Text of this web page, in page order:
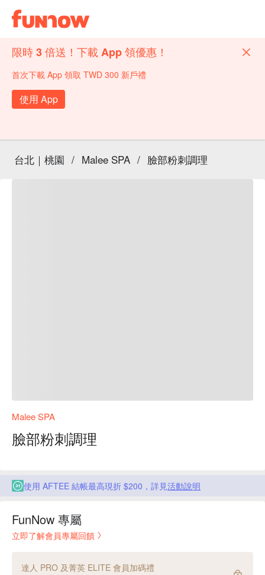
限時 3 倍送！下載 App 領優惠！
首次下載 App 領取 TWD 300 新戶禮
使用 App
台北｜桃園 / Malee SPA / 臉部粉刺調理
Malee SPA
臉部粉刺調理
使用 AFTEE 結帳最高現折 $200，詳見活動說明
FunNow 專屬
立即了解會員專屬回饋
達人 PRO 及菁英 ELITE 會員加碼禮